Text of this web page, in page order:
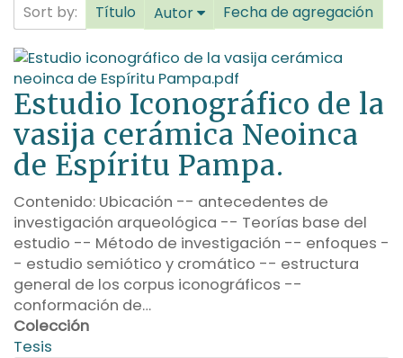
Sort by: Título Autor Fecha de agregación
Estudio Iconográfico de la
vasija cerámica Neoinca
de Espíritu Pampa.
Contenido: Ubicación -- antecedentes de
investigación arqueológica -- Teorías base del
estudio -- Método de investigación -- enfoques -
- estudio semiótico y cromático -- estructura
general de los corpus iconográficos --
conformación de…
Colección
Tesis